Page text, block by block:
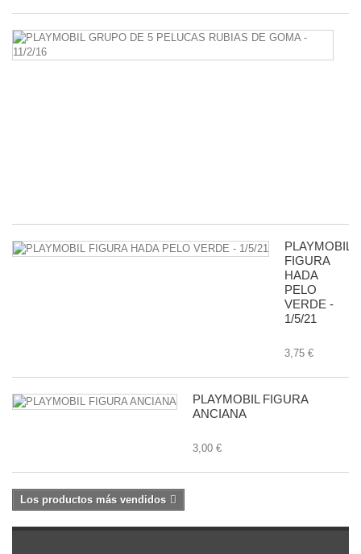
PLAYMOBIL
FIGURA
HADA
PELO
VERDE -
1/5/21
3,75 €
PLAYMOBIL FIGURA
ANCIANA
3,00 €
Los productos más vendidos